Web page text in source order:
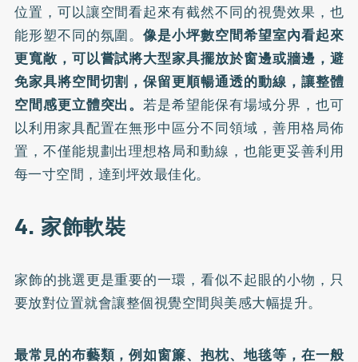
位置，可以讓空間看起來有截然不同的視覺效果，也
能形塑不同的氛圍。像是小坪數空間希望室內看起來
更寬敞，可以嘗試將大型家具擺放於窗邊或牆邊，避
免家具將空間切割，保留更順暢通透的動線，讓整體
空間感更立體突出。若是希望能保有場域分界，也可
以利用家具配置在無形中區分不同領域，善用格局佈
置，不僅能規劃出理想格局和動線，也能更妥善利用
每一寸空間，達到坪效最佳化。
4. 家飾軟裝
家飾的挑選更是重要的一環，看似不起眼的小物，只
要放對位置就會讓整個視覺空間與美感大幅提升。
最常見的布藝類，例如窗簾、抱枕、地毯等，在一般